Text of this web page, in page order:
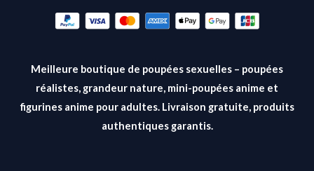
Meilleure boutique de poupées sexuelles – poupées
réalistes, grandeur nature, mini-poupées anime et
figurines anime pour adultes. Livraison gratuite, produits
authentiques garantis.